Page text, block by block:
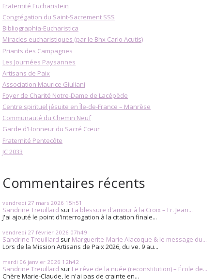
Fraternité Eucharistein
Congrégation du Saint-Sacrement SSS
Bibliographia-Eucharistica
Miracles eucharistiques (par le Bhx Carlo Acutis)
Priants des Campagnes
Les Journées Paysannes
Artisans de Paix
Association Maurice Giuliani
Foyer de Charité Notre-Dame de Lacépède
Centre spirituel jésuite en Île-de-France – Manrèse
Communauté du Chemin Neuf
Garde d'Honneur du Sacré Cœur
Fraternité Pentecôte
JC 2033
Commentaires récents
vendredi 27 mars 2026 15h51
Sandrine Treuillard sur La blessure d'amour à la Croix – Fr. Jean...
J'ai ajouté le point d'interrogation à la citation finale...
vendredi 27 février 2026 07h49
Sandrine Treuillard sur Marguerite-Marie Alacoque & le message du...
Lors de la Mission Artisans de Paix 2026, du ve. 9 au...
mardi 06 janvier 2026 12h42
Sandrine Treuillard sur Le rêve de la nuée (reconstitution) – École de...
Chère Marie-Claude, Je n'ai pas de crainte en...